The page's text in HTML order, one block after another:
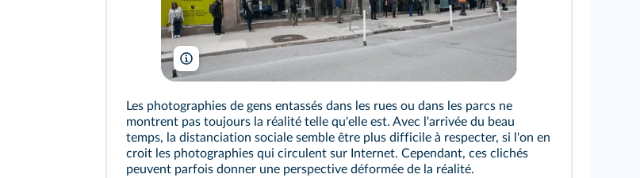
Ivanoh Demers/Radio-Canada
Les photographies de gens entassés dans les rues ou dans les parcs ne
montrent pas toujours la réalité telle qu'elle est. Avec l'arrivée du beau
temps, la distanciation sociale semble être plus difficile à respecter, si l'on en
croit les photographies qui circulent sur Internet. Cependant, ces clichés
peuvent parfois donner une perspective déformée de la réalité.